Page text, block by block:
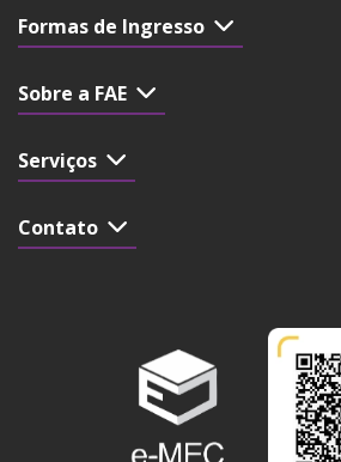
Formas de Ingresso
Sobre a FAE
Serviços
Contato